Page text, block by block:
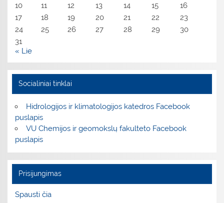
10
11 12 13 14 15
16
17
18 19 20 21 22
23
24
25 26 27 28 29
30
31
« Lie
Socialiniai tinklai
Hidrologijos ir klimatologijos katedros Facebook
puslapis
VU Chemijos ir geomokslų fakulteto Facebook
puslapis
Prisijungimas
Spausti čia